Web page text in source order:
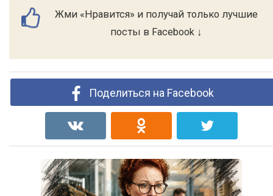
Жми «Нравится» и получай только лучшие
посты в Facebook ↓
Поделиться на Facebook